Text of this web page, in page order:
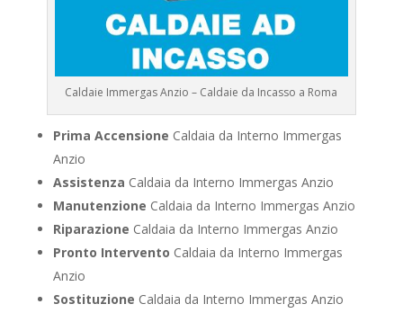
Caldaie Immergas Anzio – Caldaie da Incasso a Roma
Prima Accensione Caldaia da Interno Immergas
Anzio
Assistenza Caldaia da Interno Immergas Anzio
Manutenzione Caldaia da Interno Immergas Anzio
Riparazione Caldaia da Interno Immergas Anzio
Pronto Intervento Caldaia da Interno Immergas
Anzio
Sostituzione Caldaia da Interno Immergas Anzio